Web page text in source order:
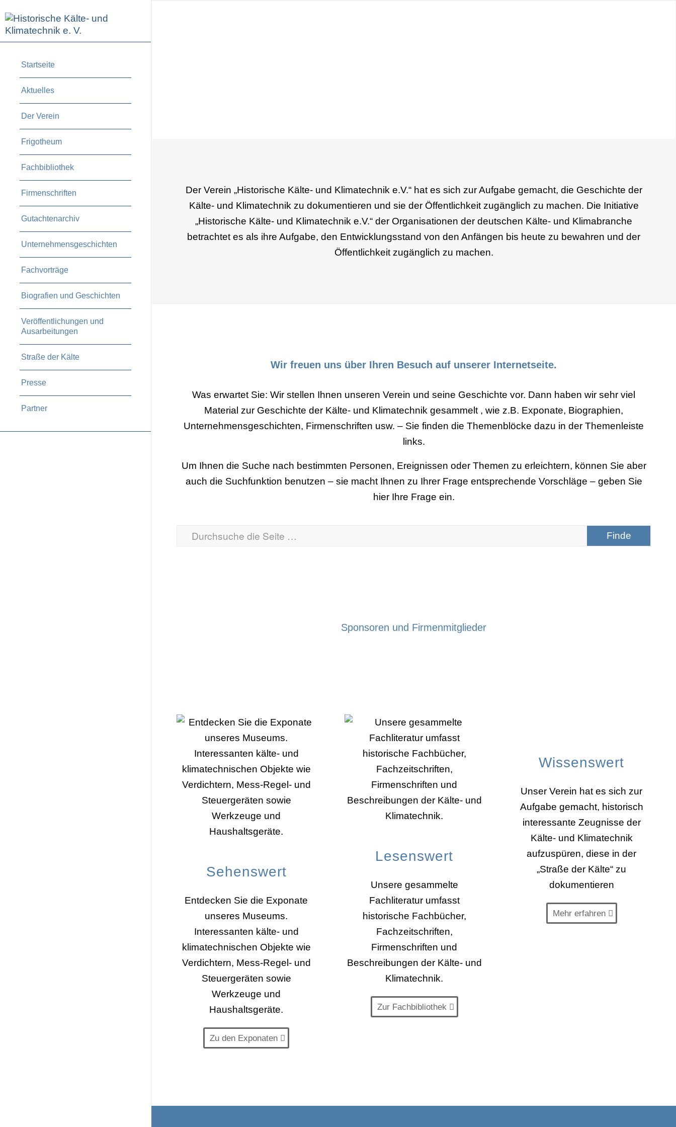
Startseite
Aktuelles
Der Verein
Frigotheum
Fachbibliothek
Firmenschriften
Gutachtenarchiv
Unternehmensgeschichten
Fachvorträge
Biografien und Geschichten
Veröffentlichungen und
Ausarbeitungen
Straße der Kälte
Presse
Partner
Der Verein „Historische Kälte- und Klimatechnik e.V.“ hat es sich zur Aufgabe gemacht, die Geschichte der
Kälte- und Klimatechnik zu dokumentieren und sie der Öffentlichkeit zugänglich zu machen. Die Initiative
„Historische Kälte- und Klimatechnik e.V.“ der Organisationen der deutschen Kälte- und Klimabranche
betrachtet es als ihre Aufgabe, den Entwicklungsstand von den Anfängen bis heute zu bewahren und der
Öffentlichkeit zugänglich zu machen.
Wir freuen uns über Ihren Besuch auf unserer Internetseite.
Was erwartet Sie: Wir stellen Ihnen unseren Verein und seine Geschichte vor. Dann haben wir sehr viel
Material zur Geschichte der Kälte- und Klimatechnik gesammelt , wie z.B. Exponate, Biographien,
Unternehmensge­schichten, Firmenschriften usw. – Sie finden die Themenblöcke dazu in der Themenleiste
links.
Um Ihnen die Suche nach bestimmten Personen, Ereignissen oder Themen zu erleichtern, können Sie aber
auch die Suchfunktion benutzen – sie macht Ihnen zu Ihrer Frage entsprechende Vorschläge – geben Sie
hier Ihre Frage ein.
Sponsoren und Firmenmitglieder
Sehenswert
Entdecken Sie die Exponate
unseres Museums.
Interessanten kälte- und
klimatechnischen Objekte wie
Verdichtern, Mess-Regel- und
Steuergeräten sowie
Werkzeuge und
Haushaltsgeräte.
Zu den Exponaten
Lesenswert
Unsere gesammelte
Fachliteratur umfasst
historische Fachbücher,
Fachzeitschriften,
Firmenschriften und
Beschreibungen der Kälte- und
Klimatechnik.
Zur Fachbibliothek
Wissenswert
Unser Verein hat es sich zur
Aufgabe gemacht, historisch
interessante Zeugnisse der
Kälte- und Klimatechnik
aufzuspüren, diese in der
„Straße der Kälte“ zu
dokumentieren
Mehr erfahren